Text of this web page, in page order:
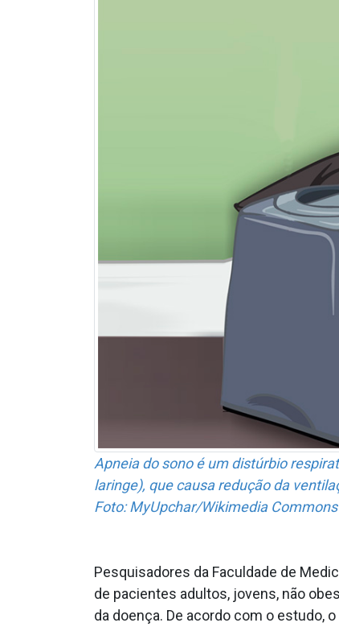
Apneia do sono é um distúrbio
laringe), que causa redução da
Foto: MyUpchar/Wikimedia Commons
Pesquisadores da Faculdade de
de pacientes adultos, jovens, não
da doença. De acordo com o estudo,